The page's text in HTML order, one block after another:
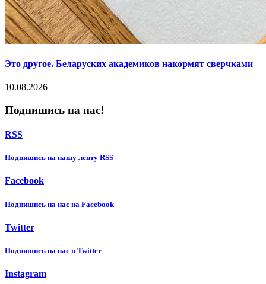
Это другое. Беларуских академиков накормят сверчками
10.08.2026
Подпишись на нас!
RSS
Подпишиcь на нашу ленту RSS
Facebook
Подпишиcь на нас на Facebook
Twitter
Подпишиcь на нас в Twitter
Instagram